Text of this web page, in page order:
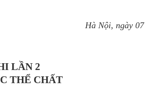
Hà Nội, ngày 07
LẦN 2
THỂ CHẤT